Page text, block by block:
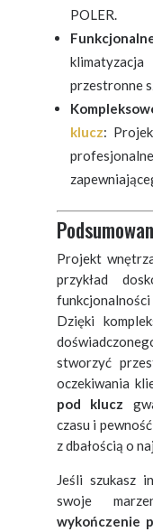
POLER.
przestronne
klucz:
Projekt
przykład
Dzięki
stworzyć
oczekiwania
pod klucz
czasu i
z dbałością o
Jeśli szukasz
swoje
wykończenie